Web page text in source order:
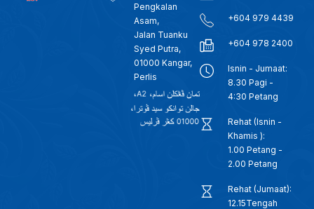
Pengkalan
Asam,
Jalan Tuanku
Syed Putra,
01000 Kangar,
Perlis
+604 979 4439
+604 978 2400
Isnin - Jumaat:
8.30 Pagi -
4:30 Petang
Rehat (Isnin -
Khamis ):
1.00 Petang -
2.00 Petang
Rehat (Jumaat):
12.15Tengah